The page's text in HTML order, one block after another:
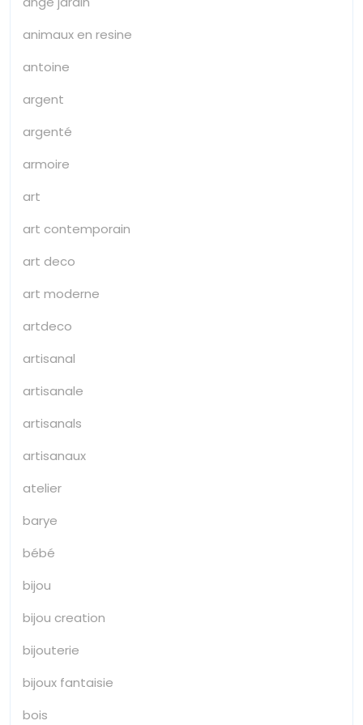
animaux en resine
antoine
argent
argenté
armoire
art
art contemporain
art deco
art moderne
artdeco
artisanal
artisanale
artisanals
artisanaux
atelier
barye
bébé
bijou
bijou creation
bijouterie
bijoux fantaisie
bois